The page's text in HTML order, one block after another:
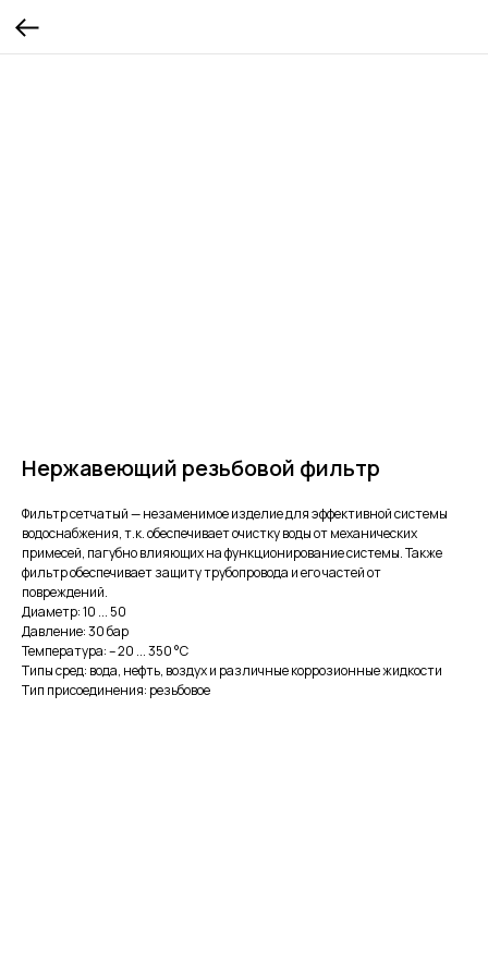
Нержавеющий резьбовой фильтр
Фильтр сетчатый — незаменимое изделие для эффективной системы
водоснабжения, т.к. обеспечивает очистку воды от механических
примесей, пагубно влияющих на функционирование системы. Также
фильтр обеспечивает защиту трубопровода и его частей от
повреждений.
Диаметр: 10 ... 50
Давление: 30 бар
Температура: – 20 ... 350 °С
Типы сред: вода, нефть, воздух и различные коррозионные жидкости
Тип присоединения: резьбовое